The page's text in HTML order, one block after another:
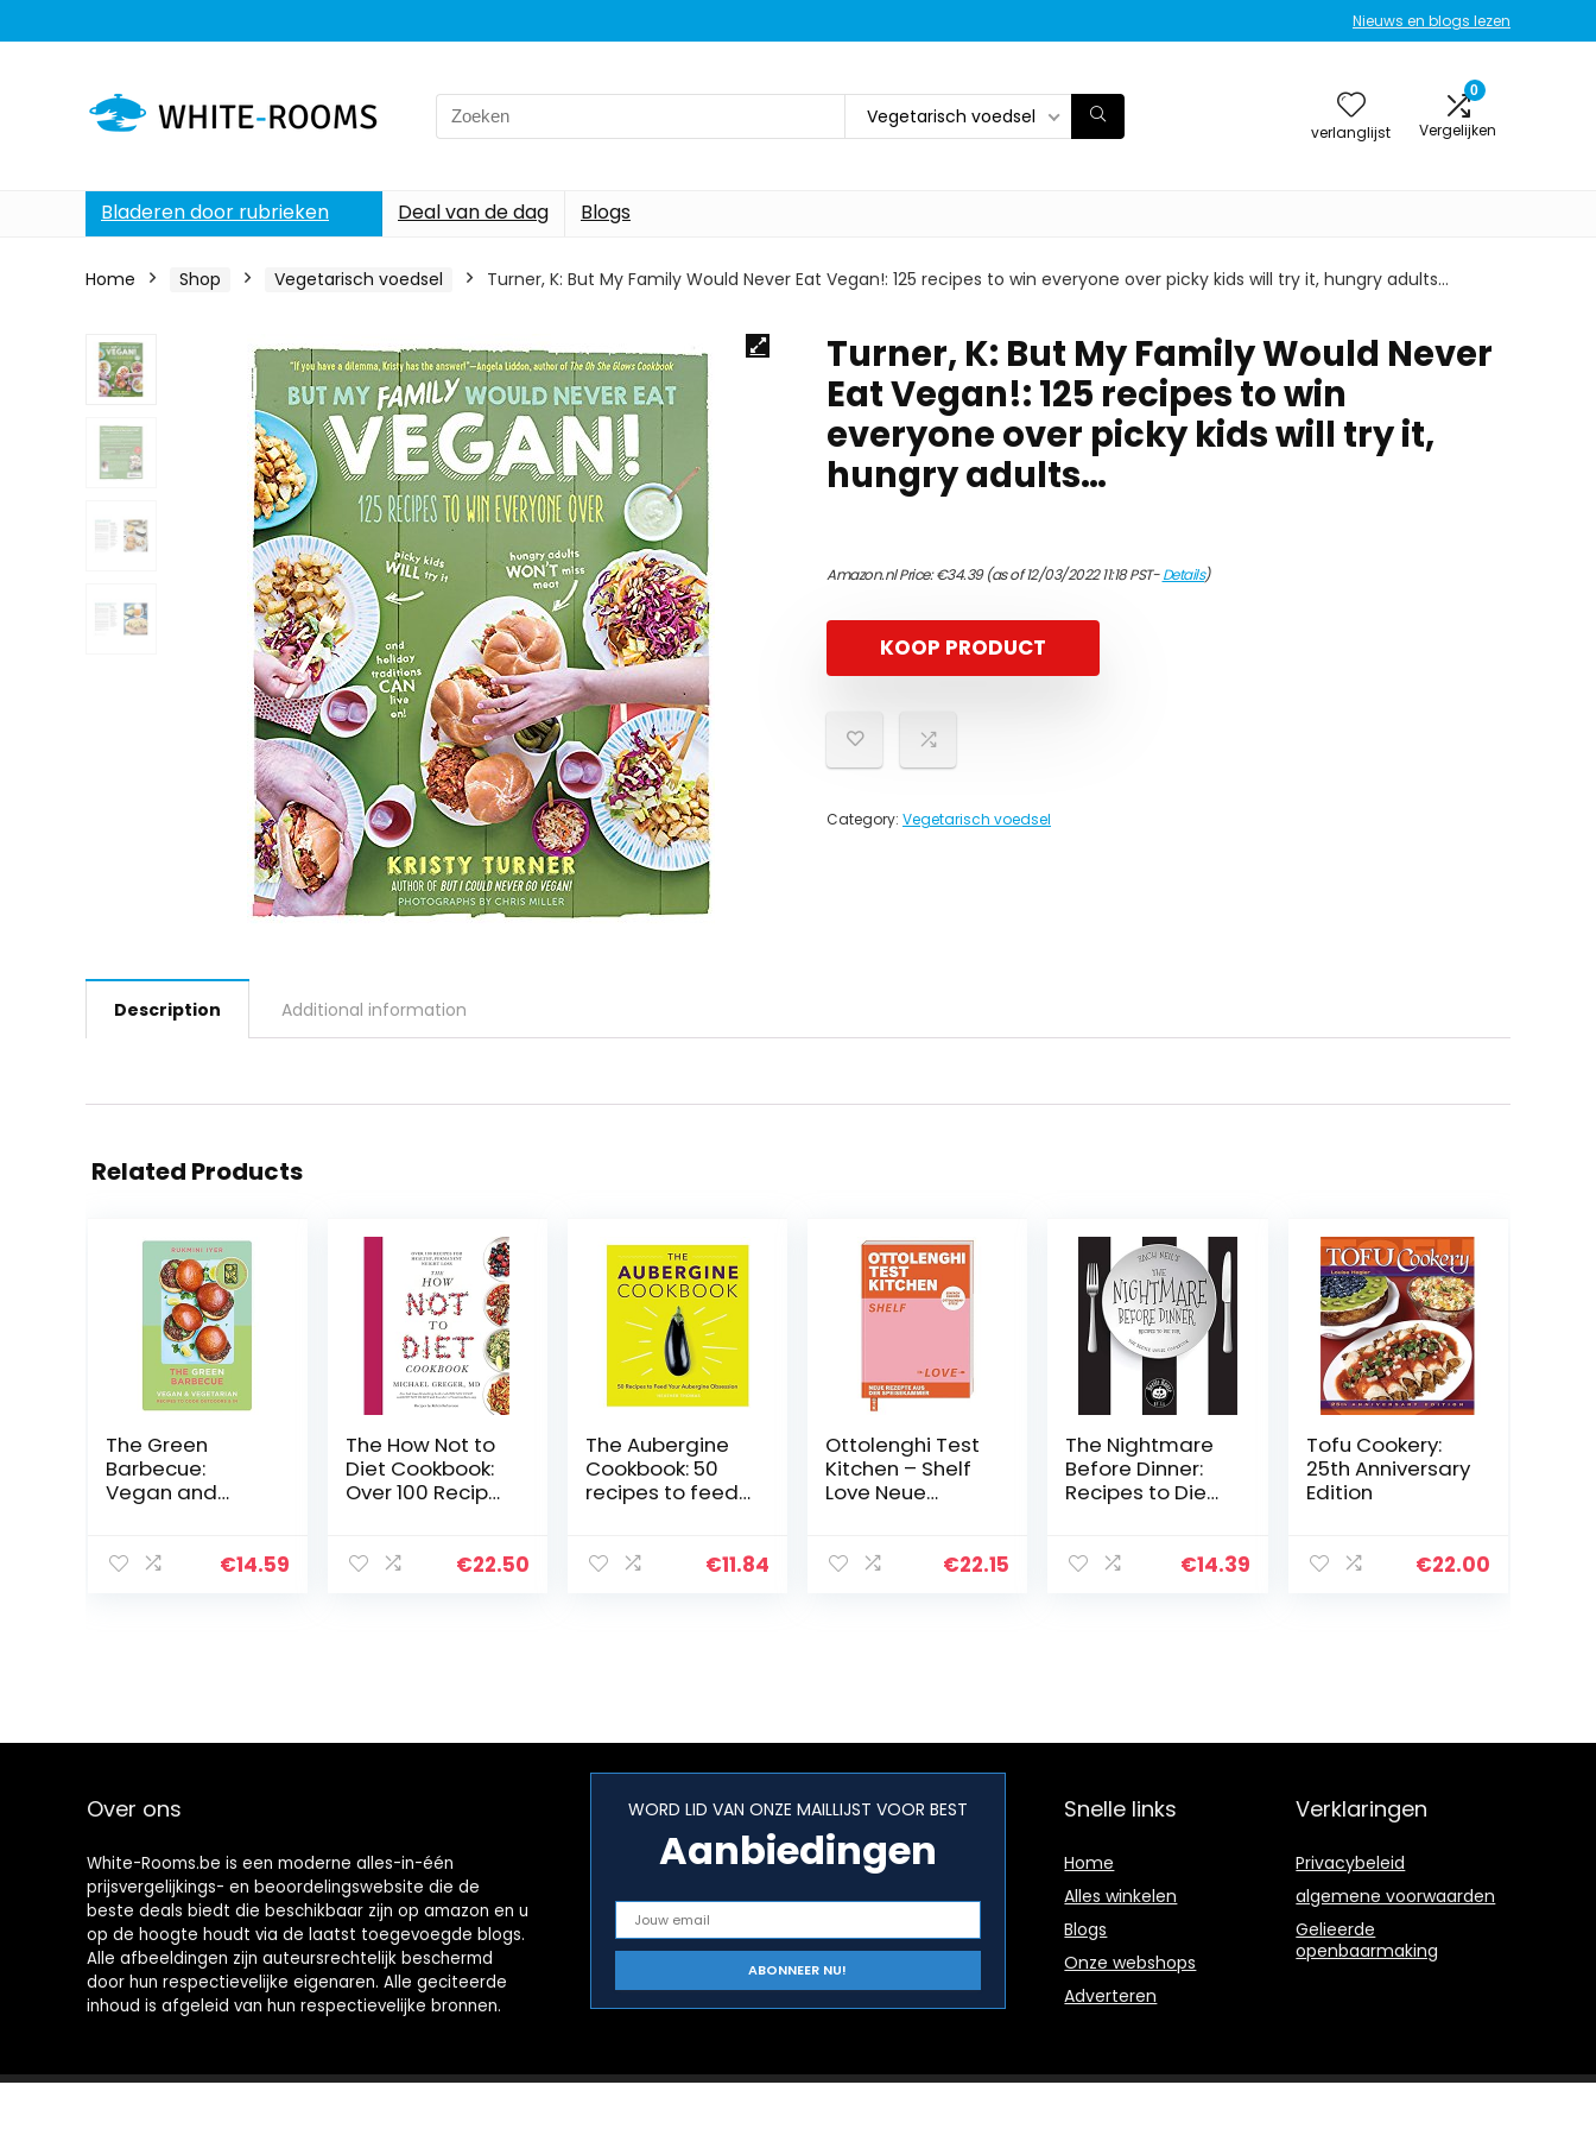
Nieuws en blogs lezen
Search
for:
Vegetarisch voedsel
verlanglijst
0
Vergelijken
Bladeren door rubrieken Deal van de dag Blogs
Home Shop Vegetarisch voedsel Turner, K: But My Family Would Never Eat Vegan!: 125 recipes to win everyone over picky kids will try it, hungry adults…
Turner, K: But My Family Would Never
Eat Vegan!: 125 recipes to win
everyone over picky kids will try it,
hungry adults…
Amazon.nl Price:€34.39(as of 12/03/2022 11:18 PST-Details)
KOOP PRODUCT
Category: Vegetarisch voedsel
Description Additional information
Related Products
The Green
Barbecue:
Vegan and
€14.59
The How Not to
Diet Cookbook:
Over 100 Recipes
Weight Loss€22.50
The Aubergine
Cookbook: 50
recipes to feed
€11.84
Ottolenghi Test
Kitchen – Shelf
Love Neue
Einfach kochen,
€22.15
The Nightmare
Before Dinner:
Recipes to Die
€14.39
Tofu Cookery:
25th Anniversary
Edition
€22.00
Over ons
White-Rooms.be is een moderne alles-in-één
prijsvergelijkings- en beoordelingswebsite die de
beste deals biedt die beschikbaar zijn op amazon en u
op de hoogte houdt via de laatst toegevoegde blogs.
Alle afbeeldingen zijn auteursrechtelijk beschermd
door hun respectievelijke eigenaren. Alle geciteerde
inhoud is afgeleid van hun respectievelijke bronnen.
WORD LID VAN ONZE MAILLIJST VOOR BEST
Aanbiedingen
Snelle links
Home
Alles winkelen
Blogs
Onze webshops
Adverteren
Verklaringen
Privacybeleid
algemene voorwaarden
Gelieerde
openbaarmaking